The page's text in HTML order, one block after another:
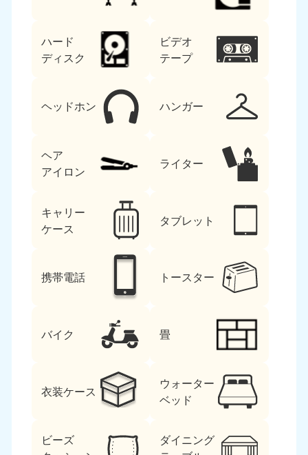
ハード
ディスク
ビデオ
テープ
ヘッドホン ハンガー
ヘア
アイロン
ライター
キャリー
ケース
タブレット
携帯電話 トースター
バイク 畳
衣装ケース
ウォーター
ベッド
ビーズ
ダイニング
北海道・東北
9:00〜19:00 年中無休
青森県
9:00〜19:00 年中無休
050-1881-5274
9:00〜19:00 年中無休
秋田県
050-1881-5275
9:00〜19:00 年中無休
050-1881-5273
9:00〜19:00 年中無休
050-1881-5272
9:00〜19:00 年中無休